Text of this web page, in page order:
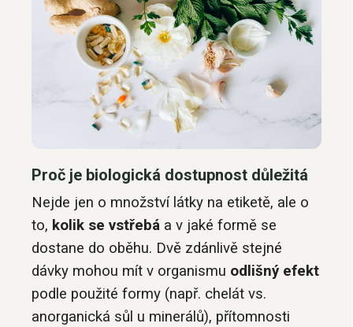
Proč je biologická dostupnost důležitá
Nejde jen o množství látky na etiketě, ale o
to, kolik se vstřebá a v jaké formě se
dostane do oběhu. Dvě zdánlivě stejné
dávky mohou mít v organismu odlišný efekt
podle použité formy (např. chelát vs.
anorganická sůl u minerálů), přítomnosti